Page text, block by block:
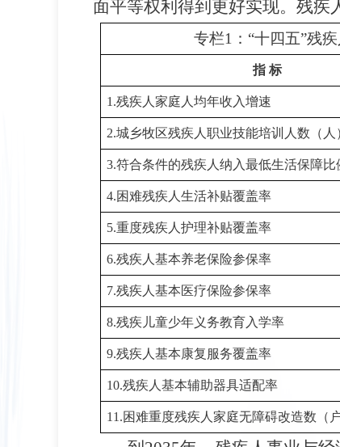
面平等权利得到更好实现。残疾
专栏1 ： “十四五”残
指 标
1.残疾人家庭人均年收入增速
2.城乡牧区残疾人职业技能培训人数（人
3.符合条件的残疾人纳入最低生活保障比
4.困难残疾人生活补贴覆盖率
5.重度残疾人护理补贴覆盖率
6.残疾人基本养老保险参保率
7.残疾人基本医疗保险参保率
8.残疾儿童少年义务教育入学率
9.残疾人基本康复服务覆盖率
10.残疾人基本辅助器具适配率
11.困难重度残疾人家庭无障碍改造数（户